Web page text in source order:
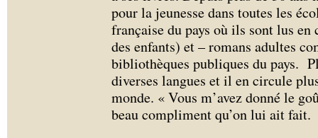
pour la jeunesse dans toutes les
française du pays où ils sont lus
des enfants) et – romans adultes
bibliothèques publiques du pays.
diverses langues et il en circule
monde. « Vous m’avez donné le
beau compliment qu’on lui ait fait.